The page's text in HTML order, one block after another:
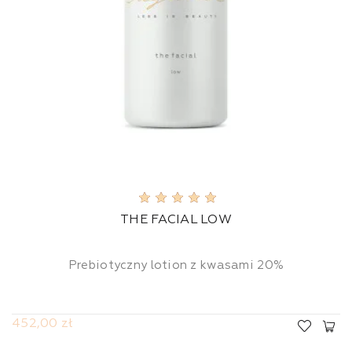
THE FACIAL LOW
Prebiotyczny lotion z kwasami 20%
452,00 zł